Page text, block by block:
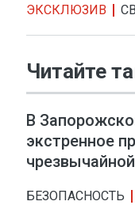
ЭКСКЛЮЗИВ
Читайте
В
экстренное
БЕЗОПАСНОСТЬ